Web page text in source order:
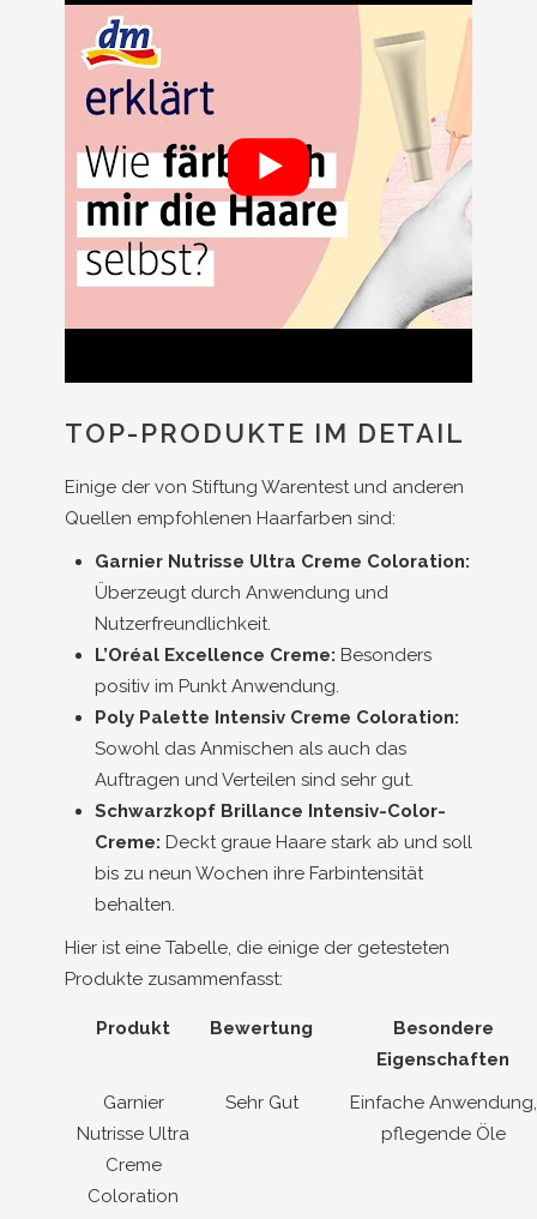
TOP-PRODUKTE IM DETAIL
Einige der von Stiftung Warentest und anderen
Quellen empfohlenen Haarfarben sind:
Garnier Nutrisse Ultra Creme Coloration:
Überzeugt durch Anwendung und
Nutzerfreundlichkeit.
L’Oréal Excellence Creme: Besonders
positiv im Punkt Anwendung.
Poly Palette Intensiv Creme Coloration:
Sowohl das Anmischen als auch das
Auftragen und Verteilen sind sehr gut.
Schwarzkopf Brillance Intensiv-Color-
Creme: Deckt graue Haare stark ab und soll
bis zu neun Wochen ihre Farbintensität
behalten.
Hier ist eine Tabelle, die einige der getesteten
Produkte zusammenfasst:
Produkt Bewertung
Besondere
Eigenschaften
Garnier
Nutrisse Ultra
Creme
Coloration
Sehr Gut
Einfache Anwendung,
pflegende Öle